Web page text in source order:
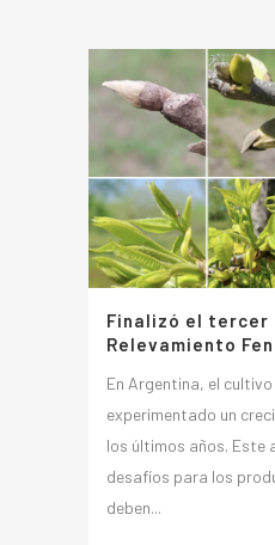
Finalizó el tercer
Relevamiento
En Argentina, el
experimentado un
los últimos años. Este
desafíos para los
deben...